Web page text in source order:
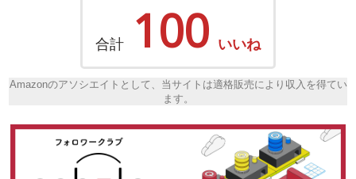
合計 100 いいね
Amazonのアソシエイトとして、当サイトは適格販売により収入を得てい
ます。